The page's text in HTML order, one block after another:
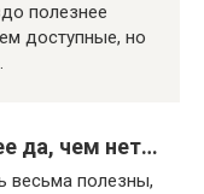
полезнее
доступные, но
да, чем нет…
весьма полезны,